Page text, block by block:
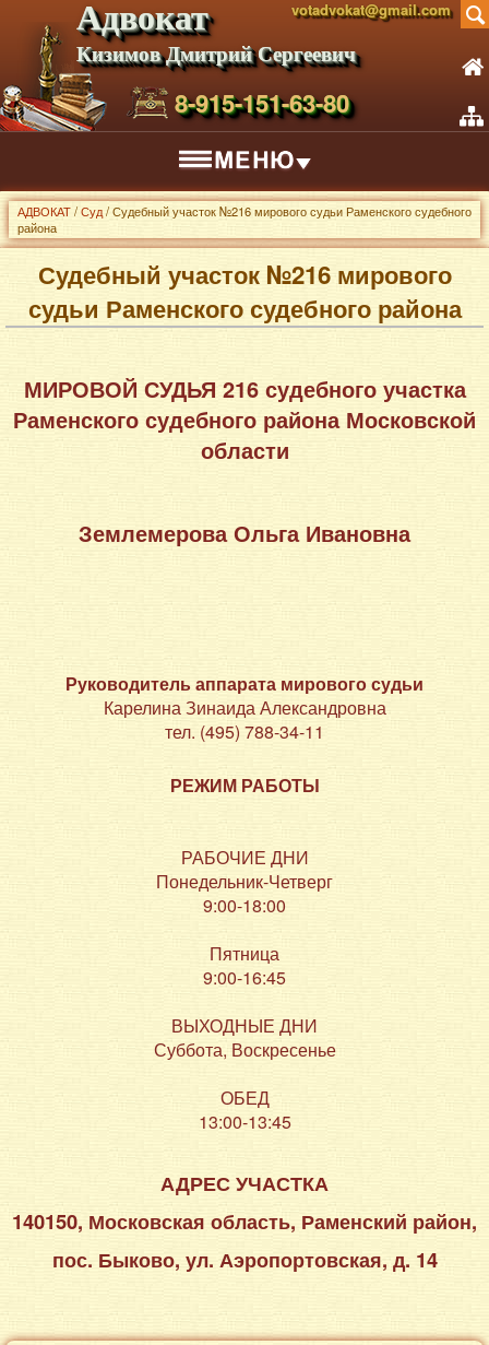
Адвокат
Кизимов Дмитрий Сергеевич
8-915-151-63-80
votadvokat@gmail.com
АДВОКАТ/Суд/ Судебный участок №216 мирового судьи Раменского судебного
района
Судебный участок №216 мирового
судьи Раменского судебного района
МИРОВОЙ СУДЬЯ 216 судебного участка
Раменского судебного района Московской
области
Землемерова Ольга Ивановна
Руководитель аппарата мирового судьи
Карелина Зинаида Александровна
тел. (495) 788-34-11
РЕЖИМ РАБОТЫ
РАБОЧИЕ ДНИ
Понедельник-Четверг
9:00-18:00
Пятница
9:00-16:45
ВЫХОДНЫЕ ДНИ
Суббота, Воскресенье
ОБЕД
13:00-13:45
АДРЕС УЧАСТКА
140150, Московская область, Раменский район,
пос. Быково, ул. Аэропортовская, д. 14